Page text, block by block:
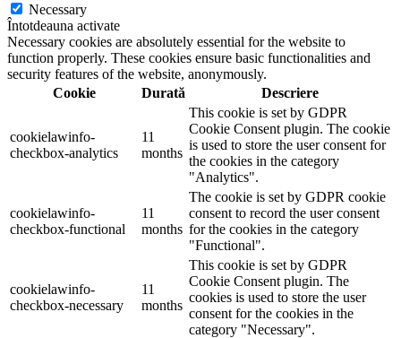
Necessary
Întotdeauna activate
Necessary cookies are absolutely essential for the website to
function properly. These cookies ensure basic functionalities and
security features of the website, anonymously.
Cookie
Durată Descriere
cookielawinfo-
checkbox-analytics
11
months
This cookie is set by GDPR
Cookie Consent plugin. The cookie
is used to store the user consent for
the cookies in the category
"Analytics".
cookielawinfo-
checkbox-functional
11
months
The cookie is set by GDPR cookie
consent to record the user consent
for the cookies in the category
"Functional".
cookielawinfo-
checkbox-necessary
11
months
This cookie is set by GDPR
Cookie Consent plugin. The
cookies is used to store the user
consent for the cookies in the
category "Necessary".